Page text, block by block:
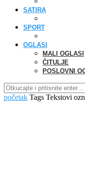
SATIRA
SPORT
OGLASI
MALI OGLASI
ČITULJE
POSLOVNI
početak Tags Tekstovi